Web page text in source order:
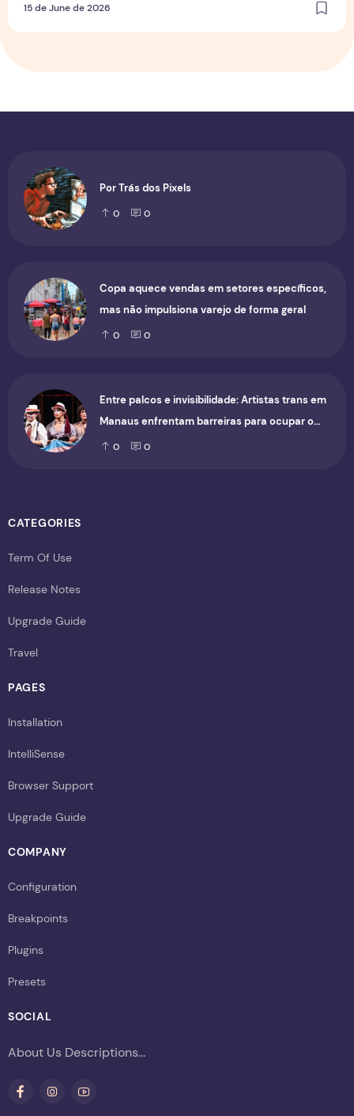
15 de June de 2026
Por Trás dos Pixels
0 0
Copa aquece vendas em setores específicos,
mas não impulsiona varejo de forma geral
0 0
Entre palcos e invisibilidade: Artistas trans em
Manaus enfrentam barreiras para ocupar o
cenário cultural
0 0
CATEGORIES
Term Of Use
Release Notes
Upgrade Guide
Travel
PAGES
Installation
IntelliSense
Browser Support
Upgrade Guide
COMPANY
Configuration
Breakpoints
Plugins
Presets
SOCIAL
About Us Descriptions...